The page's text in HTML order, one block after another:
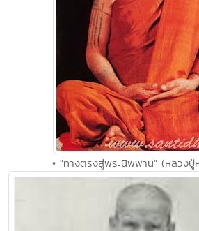
• "ทางตรงสู่พระนิพพาน" (หลวงปู่